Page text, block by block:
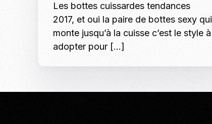
Les bottes cuissardes tendances
2017, et oui la paire de bottes sexy qui
monte jusqu’à la cuisse c’est le style à
adopter pour […]